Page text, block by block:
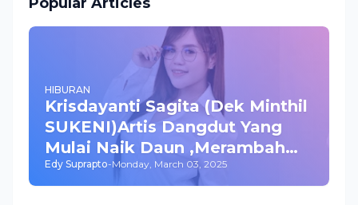
HIBURAN
Krisdayanti Sagita (Dek Minthil
SUKENI)Artis Dangdut Yang
Mulai Naik Daun ,Merambah
Bisnis dan Akting
Edy Suprapto-Monday, March 03, 2025